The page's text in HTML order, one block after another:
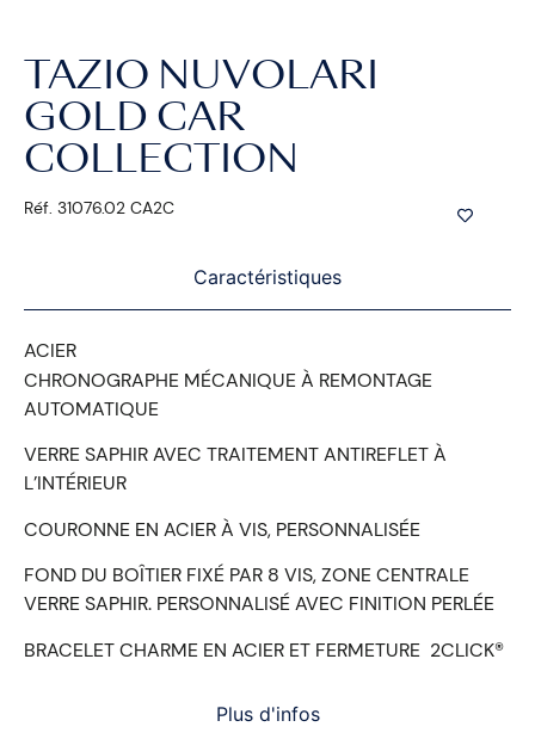
TAZIO NUVOLARI
GOLD CAR
COLLECTION
Réf. 31076.02 CA2C
Caractéristiques
Plus d'infos
ACIER
CHRONOGRAPHE MÉCANIQUE À REMONTAGE
AUTOMATIQUE
VERRE SAPHIR AVEC TRAITEMENT ANTIREFLET À
L’INTÉRIEUR
COURONNE EN ACIER À VIS, PERSONNALISÉE
FOND DU BOÎTIER FIXÉ PAR 8 VIS, ZONE CENTRALE
VERRE SAPHIR. PERSONNALISÉ AVEC FINITION PERLÉE
BRACELET CHARME EN ACIER ET FERMETURE 2CLICK®